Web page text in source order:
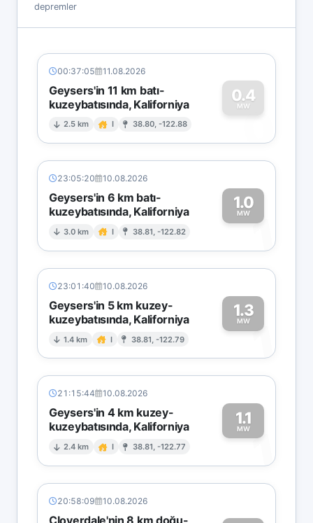
depremler
00:37:05 11.08.2026
Geysers'in 11 km batı-
kuzeybatısında, Kaliforniya
2.5 km I 38.80, -122.88
0.4
MW
0
23:05:20 10.08.2026
Geysers'in 6 km batı-
kuzeybatısında, Kaliforniya
3.0 km I 38.81, -122.82
1.0
MW1
23:01:40 10.08.2026
Geysers'in 5 km kuzey-
kuzeybatısında, Kaliforniya
1.4 km I 38.81, -122.79
1.3
MW1
21:15:44 10.08.2026
Geysers'in 4 km kuzey-
kuzeybatısında, Kaliforniya
2.4 km I 38.81, -122.77
1.1
MW1
20:58:09 10.08.2026
Cloverdale'nin 8 km doğu-